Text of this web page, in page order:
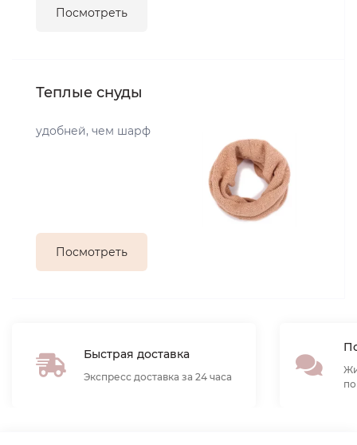
Посмотреть
Теплые снуды
удобней, чем шарф
Посмотреть
Быстрая доставка
Экспресс доставка за 24 часа